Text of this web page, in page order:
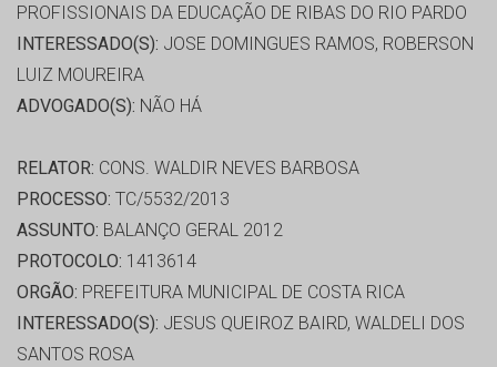
PROFISSIONAIS DA EDUCAÇÃO DE RIBAS DO RIO PARDO
INTERESSADO(S): JOSE DOMINGUES RAMOS, ROBERSON
LUIZ MOUREIRA
ADVOGADO(S): NÃO HÁ
RELATOR: CONS. WALDIR NEVES BARBOSA
PROCESSO: TC/5532/2013
ASSUNTO: BALANÇO GERAL 2012
PROTOCOLO: 1413614
ORGÃO: PREFEITURA MUNICIPAL DE COSTA RICA
INTERESSADO(S): JESUS QUEIROZ BAIRD, WALDELI DOS
SANTOS ROSA